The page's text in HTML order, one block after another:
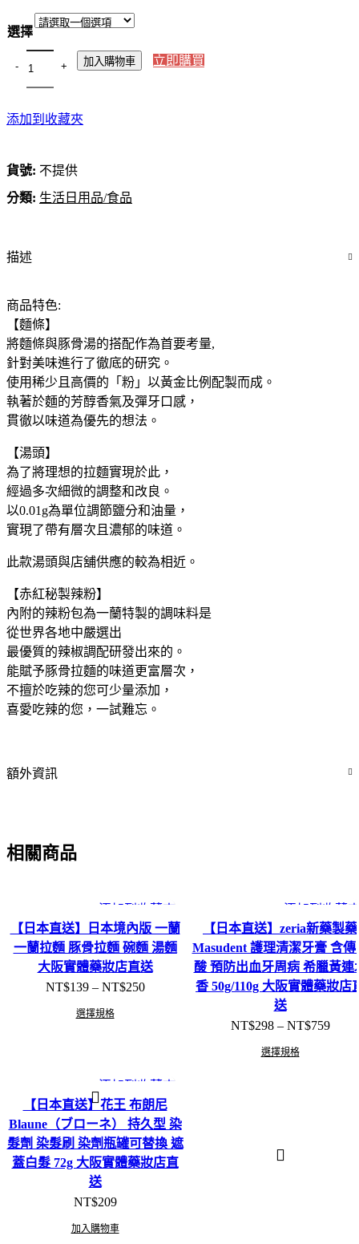
NT$598
選擇
加入購物車 立即購買
添加到收藏夾
貨號: 不提供
分類: 生活日用品/食品
描述
商品特色:
【麵條】
將麵條與豚骨湯的搭配作為首要考量,
針對美味進行了徹底的研究。
使用稀少且高價的「粉」以黃金比例配製而成。
執著於麵的芳醇香氣及彈牙口感，
貫徹以味道為優先的想法。
【湯頭】
為了將理想的拉麵實現於此，
經過多次細微的調整和改良。
以0.01g為單位調節鹽分和油量，
實現了帶有層次且濃郁的味道。
此款湯頭與店舖供應的較為相近。
【赤紅秘製辣粉】
內附的辣粉包為一蘭特製的調味料是
從世界各地中嚴選出
最優質的辣椒調配研發出來的。
能賦予豚骨拉麵的味道更富層次，
不擅於吃辣的您可少量添加，
喜愛吃辣的您，一試難忘。
額外資訊
相關商品
添加到收藏夾
【日本直送】日本境內版 一蘭
一蘭拉麵 豚骨拉麵 碗麵 湯麵
大阪實體藥妝店直送
NT$139 – NT$250價
NT$250
選擇規格
添加到收藏
【日本直送】zeria新藥製藥
Masudent 護理清潔牙膏 含傳
酸 預防出血牙周病 希臘黃連
香 50g/110g 大阪實體藥妝店
送
NT$298 – NT$759價
選擇規格
添加到收藏夾
【日本直送】花王 布朗尼
Blaune（ブローネ） 持久型 染
髮劑 染髮刷 染劑瓶罐可替換 遮
蓋白髮 72g 大阪實體藥妝店直
送
NT$209
加入購物車